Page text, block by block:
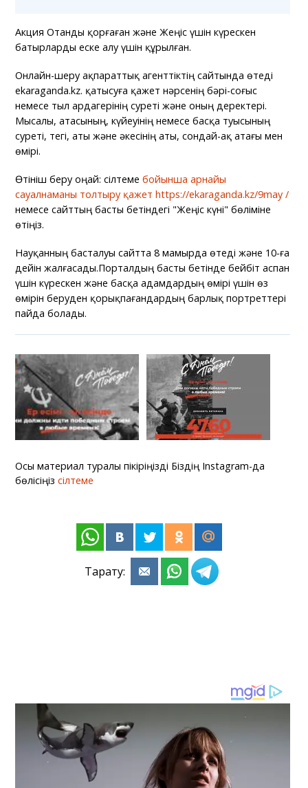
Акция Отанды қорғаған және Жеңіс үшін күрескен
батырларды еске алу үшін құрылған.
Онлайн-шеру ақпараттық агенттіктің сайтында өтеді
ekaraganda.kz. қатысуға қажет нәрсенің бәрі-соғыс
немесе тыл ардагерінің суреті және оның деректері.
Мысалы, атасының, күйеуінің немесе басқа туысының
суреті, тегі, аты және әкесінің аты, сондай-ақ атағы мен
өмірі.
Өтініш беру оңай: сілтемебойынша арнайы
сауалнаманы толтыру қажет https://ekaraganda.kz/9may /
немесе сайттың басты бетіндегі "Жеңіс күні" бөліміне
өтіңіз.
Науқанның басталуы сайтта 8 мамырда өтеді және 10-ға
дейін жалғасады.Порталдың басты бетінде бейбіт аспан
үшін күрескен және басқа адамдардың өмірі үшін өз
өмірін беруден қорықпағандардың барлық портреттері
пайда болады.
Осы материал туралы пікіріңізді Біздің Instagram-да
бөлісіңіз сілтеме
Тарату: